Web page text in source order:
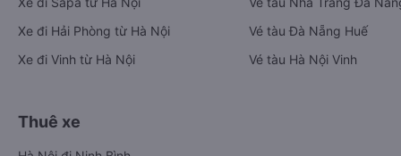
Xe đi Nha Trang từ Sài Gòn
Xe đi Đà Lạt từ Sài Gòn
Xe đi Sapa từ Hà Nội
Xe đi Vinh từ Hà Nội
Vé tàu Sài Gòn Đà Nẵng
Vé tàu Sài Gòn Hà Nội
Vé tàu Nha Trang Đà